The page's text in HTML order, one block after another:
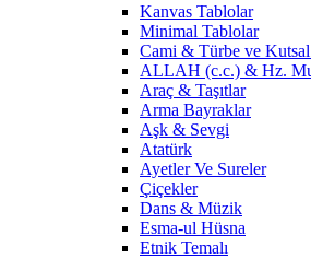
Kanvas Tablolar
Minimal Tablolar
Cami & Türbe ve
ALLAH (c.c.) & Hz.
Araç & Taşıtlar
Arma Bayraklar
Aşk & Sevgi
Atatürk
Ayetler Ve Sureler
Çiçekler
Dans & Müzik
Esma-ul Hüsna
Etnik Temalı